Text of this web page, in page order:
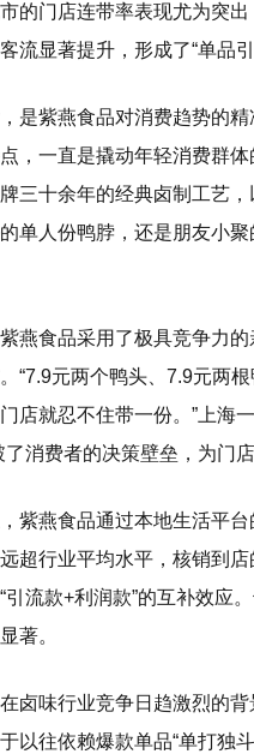
的门店连带率表现尤为突
流显著提升，形成了“单品
是紫燕食品对消费趋势的
，一直是撬动年轻消费群
三十余年的经典卤制工艺
人份鸭脖，还是朋友小聚
燕食品采用了极具竞争力
“7.9元两个鸭头、7.9元两
店就忍不住带一份。”上海
消费者的决策壁垒，为门
紫燕食品通过本地生活平
超行业平均水平，核销到
引流款+利润款”的互补效应
著。
卤味行业竞争日趋激烈的
以往依赖爆款单品“单打独